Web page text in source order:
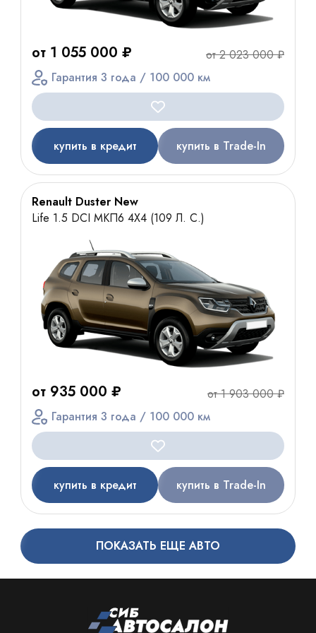
от 1 055 000 ₽
от 2 023 000 ₽
Гарантия 3 года / 100 000 км
купить в кредит купить в Trade-In
Renault Duster New
Life 1.5 DCI МКП6 4Х4 (109 Л. С.)
от 935 000 ₽
от 1 903 000 ₽
Гарантия 3 года / 100 000 км
купить в кредит купить в Trade-In
ПОКАЗАТЬ ЕЩЕ АВТО